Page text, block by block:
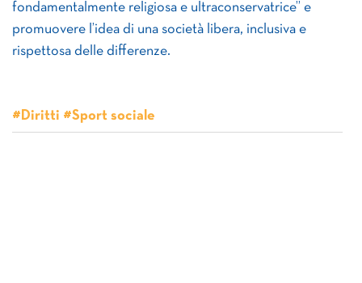
fondamentalmente religiosa e ultraconservatrice” e
promuovere l’idea di una società libera, inclusiva e
rispettosa delle differenze.
#Diritti #Sport sociale